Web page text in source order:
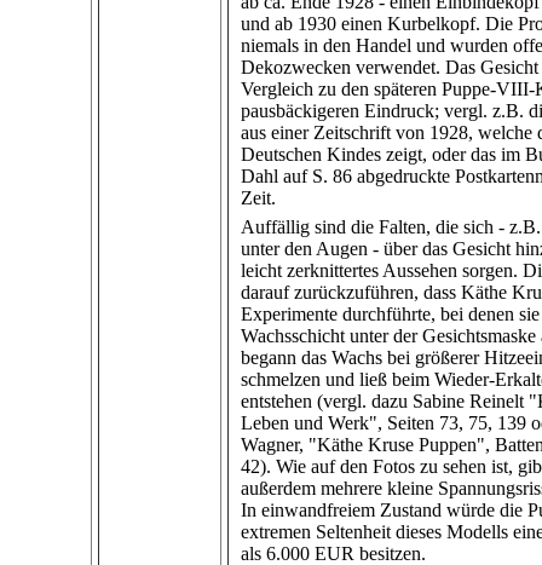
und ab 1930 einen Kurbelkopf. Die
niemals in den Handel und wurden
Dekozwecken verwendet. Das
Vergleich zu den späteren Puppe-VIII-
pausbäckigeren Eindruck; vergl. z.B.
aus einer Zeitschrift von 1928, welche
Deutschen Kindes zeigt, oder das im
Dahl auf S. 86 abgedruckte
Zeit.
Auffällig sind die Falten, die sich -
unter den Augen - über das Gesicht
leicht zerknittertes Aussehen sorgen.
darauf zurückzuführen, dass Käthe
Experimente durchführte, bei denen
Wachsschicht unter der
begann das Wachs bei größerer
schmelzen und ließ beim Wieder-
entstehen (vergl. dazu Sabine Reinelt
Leben und Werk", Seiten 73, 75, 139
Wagner, "Käthe Kruse Puppen",
42). Wie auf den Fotos zu sehen ist,
außerdem mehrere kleine
In einwandfreiem Zustand würde die
extremen Seltenheit dieses Modells
als 6.000 EUR besitzen.